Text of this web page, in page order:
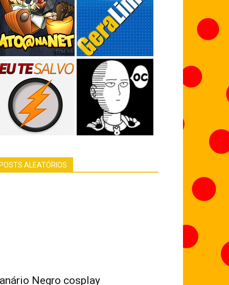
ALEATÓRIOS
Negro cosplay